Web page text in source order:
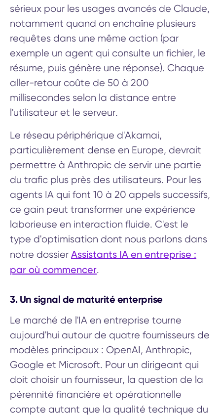
sérieux pour les usages avancés de Claude,
notamment quand on enchaîne plusieurs
requêtes dans une même action (par
exemple un agent qui consulte un fichier, le
résume, puis génère une réponse). Chaque
aller-retour coûte de 50 à 200
millisecondes selon la distance entre
l'utilisateur et le serveur.
Le réseau périphérique d'Akamai,
particulièrement dense en Europe, devrait
permettre à Anthropic de servir une partie
du trafic plus près des utilisateurs. Pour les
agents IA qui font 10 à 20 appels successifs,
ce gain peut transformer une expérience
laborieuse en interaction fluide. C'est le
type d'optimisation dont nous parlons dans
notre dossier Assistants IA en entreprise :
par où commencer.
3. Un signal de maturité enterprise
Le marché de l'IA en entreprise tourne
aujourd'hui autour de quatre fournisseurs de
modèles principaux : OpenAI, Anthropic,
Google et Microsoft. Pour un dirigeant qui
doit choisir un fournisseur, la question de la
pérennité financière et opérationnelle
compte autant que la qualité technique du